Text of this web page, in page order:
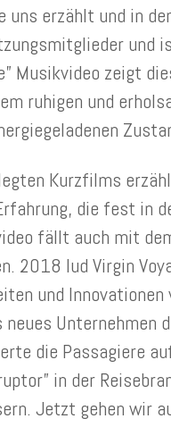
uns erzählt und in
und
Musikvideo zeigt
ruhigen und
Kurzfilms
die fest in
fällt auch mit
2018 lud Virgin
und
Unternehmen
die Passagiere
in der
Jetzt gehen wir